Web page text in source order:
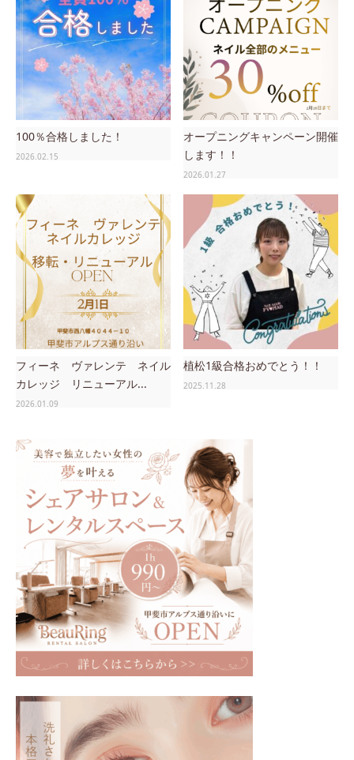
100％合格しました！
2026.02.15
オープニングキャンペーン開催
します！！
2026.01.27
フィーネ ヴァレンテ ネイル
カレッジ リニューアル...
2026.01.09
植松1級合格おめでとう！！
2025.11.28